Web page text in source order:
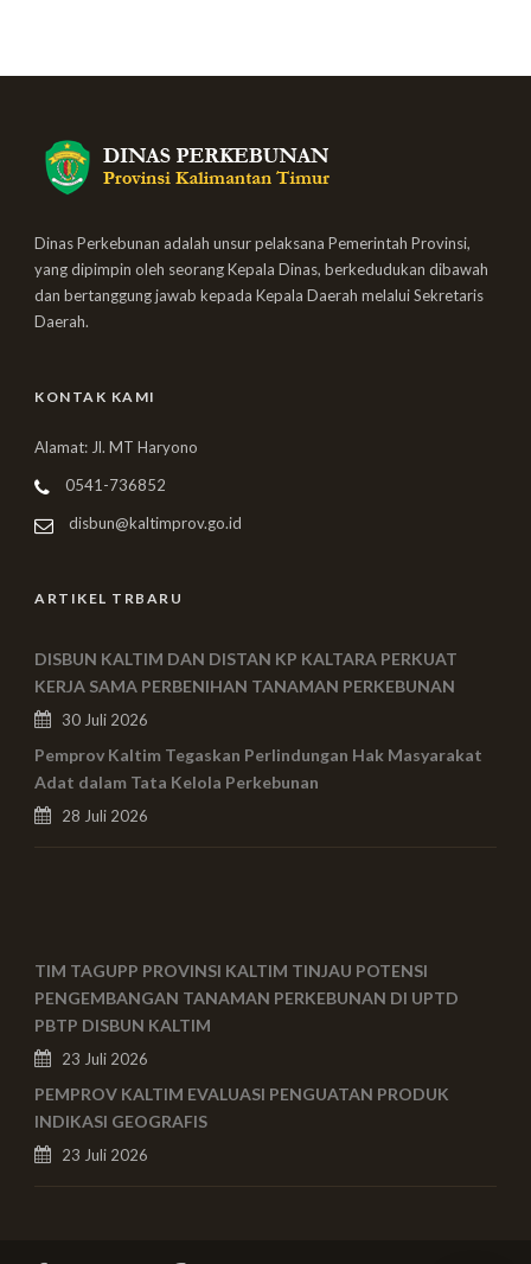
Dinas Perkebunan adalah unsur pelaksana Pemerintah Provinsi,
yang dipimpin oleh seorang Kepala Dinas, berkedudukan dibawah
dan bertanggung jawab kepada Kepala Daerah melalui Sekretaris
Daerah.
KONTAK KAMI
Alamat: Jl. MT Haryono
0541-736852
disbun@kaltimprov.go.id
ARTIKEL TRBARU
DISBUN KALTIM DAN DISTAN KP KALTARA PERKUAT
KERJA SAMA PERBENIHAN TANAMAN PERKEBUNAN
30 Juli 2026
Pemprov Kaltim Tegaskan Perlindungan Hak Masyarakat
Adat dalam Tata Kelola Perkebunan
28 Juli 2026
TIM TAGUPP PROVINSI KALTIM TINJAU POTENSI
PENGEMBANGAN TANAMAN PERKEBUNAN DI UPTD
PBTP DISBUN KALTIM
23 Juli 2026
PEMPROV KALTIM EVALUASI PENGUATAN PRODUK
INDIKASI GEOGRAFIS
23 Juli 2026